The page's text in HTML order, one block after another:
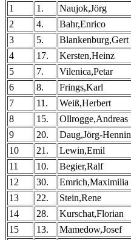
1
1. Naujok,Jörg
2
4. Bahr,Enrico
3
5. Blankenburg,Gert
4
17. Kersten,Heinz
5
7. Vilenica,Petar
6
8. Frings,Karl
7
11. Weiß,Herbert
8
15. Ollrogge,Andreas
9
20. Daug,Jörg-Hennin
10
21. Lewin,Emil
11
10. Begier,Ralf
12
30. Emrich,Maximilia
13
22. Stein,Rene
14
28. Kurschat,Florian
15
13. Mamedow,Josef